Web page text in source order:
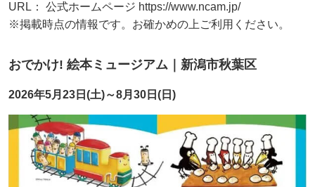
URL： 公式ホームページ https://www.ncam.jp/
※掲載時点の情報です。お確かめの上ご利用ください。
おでかけ! 絵本ミュージアム｜新潟市秋葉区
2026年5月23日(土)～8月30日(日)